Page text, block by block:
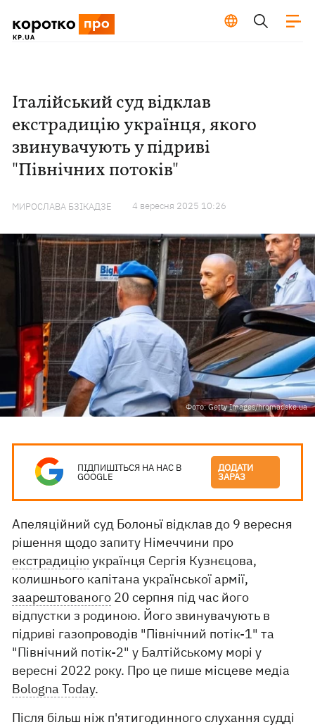
Італійський суд відклав
екстрадицію українця, якого
звинувачують у підриві
"Північних потоків"
МИРОСЛАВА БЗІКАДЗЕ 4 вересня 2025 10:26
Фото: Getty Images/hromadske.ua
ПІДПИШІТЬСЯ НА НАС В
GOOGLE
ДОДАТИ
ЗАРАЗ
Апеляційний суд Болоньї відклав до 9 вересня
рішення щодо запиту Німеччини про
екстрадиціюукраїнця Сергія Кузнєцова,
колишнього капітана української армії,
заарештованого 20 серпня під час його
відпустки з родиною. Його звинувачують в
підриві газопроводів "Північний потік-1" та
"Північний потік-2" у Балтійському морі у
вересні 2022 року. Про це пише місцеве медіа
Bologna Today.
Після більш ніж п'ятигодинного слухання судді